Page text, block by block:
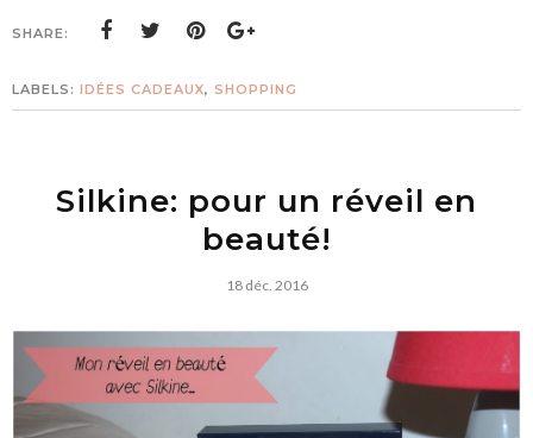
SHARE:
LABELS: IDÉES CADEAUX, SHOPPING
Silkine: pour un réveil en
beauté!
18 déc. 2016